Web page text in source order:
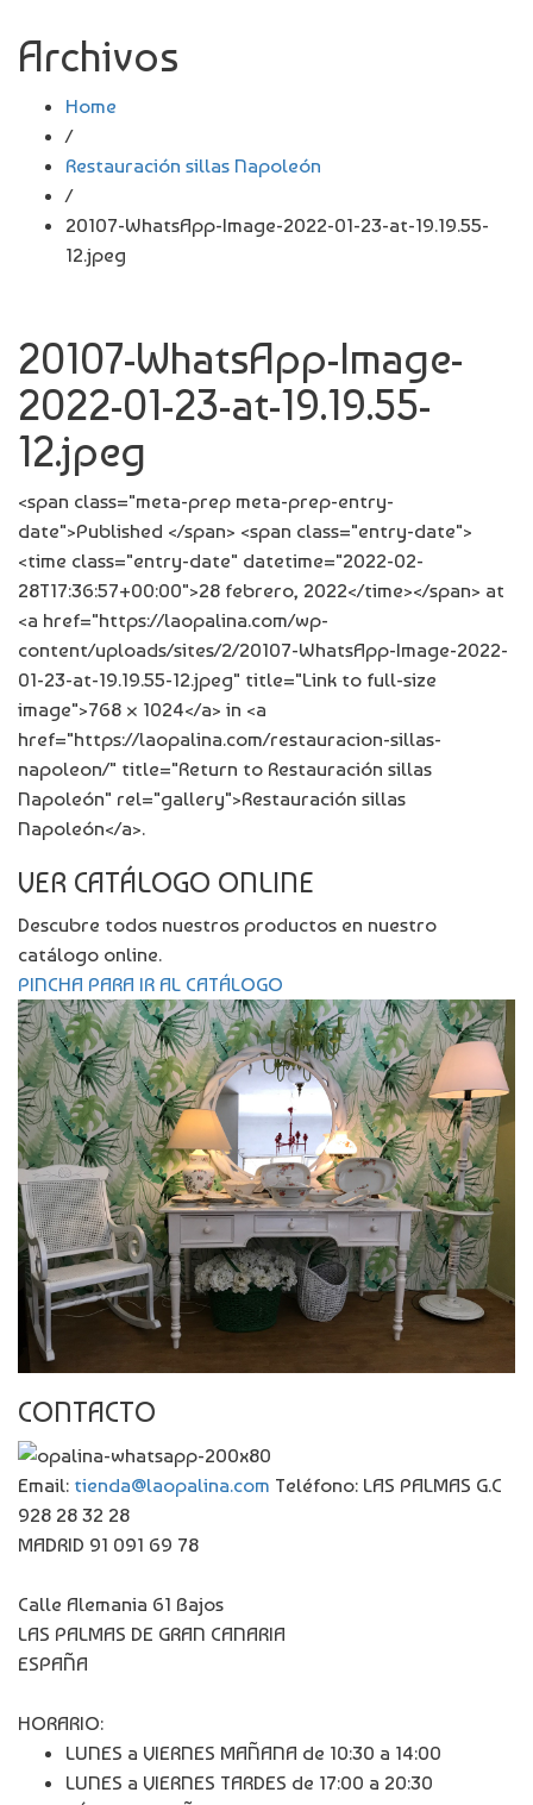
Archivos
Home
/
Restauración sillas Napoleón
/
20107-WhatsApp-Image-2022-01-23-at-19.19.55-
12.jpeg
20107-WhatsApp-Image-
2022-01-23-at-19.19.55-
12.jpeg
<span class="meta-prep meta-prep-entry-
date">Published </span> <span class="entry-date">
<time class="entry-date" datetime="2022-02-
28T17:36:57+00:00">28 febrero, 2022</time></span> at
<a href="https://laopalina.com/wp-
content/uploads/sites/2/20107-WhatsApp-Image-2022-
01-23-at-19.19.55-12.jpeg" title="Link to full-size
image">768 × 1024</a> in <a
href="https://laopalina.com/restauracion-sillas-
napoleon/" title="Return to Restauración sillas
Napoleón" rel="gallery">Restauración sillas
Napoleón</a>.
VER CATÁLOGO ONLINE
Descubre todos nuestros productos en nuestro
catálogo online.
PINCHA PARA IR AL CATÁLOGO
CONTACTO
Email: tienda@laopalina.com Teléfono: LAS PALMAS G.C
928 28 32 28
MADRID 91 091 69 78
Calle Alemania 61 Bajos
LAS PALMAS DE GRAN CANARIA
ESPAÑA
HORARIO:
LUNES a VIERNES MAÑANA de 10:30 a 14:00
LUNES a VIERNES TARDES de 17:00 a 20:30